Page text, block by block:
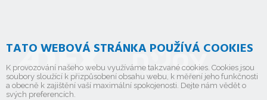
TATO WEBOVÁ STRÁNKA POUŽÍVÁ COOKIES
K provozování našeho webu využíváme takzvané cookies. Cookies jsou
soubory sloužící k přizpůsobení obsahu webu, k měření jeho funkčnosti
a obecně k zajištění vaší maximální spokojenosti. Dejte nám vědět o
svých preferencích.